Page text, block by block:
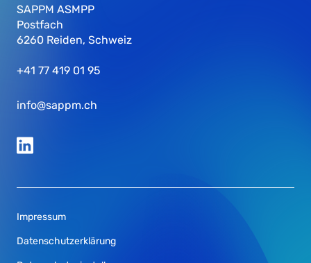
SAPPM ASMPP
Postfach
6260 Reiden, Schweiz
+41 77 419 01 95
info@sappm.ch
Impressum
Datenschutzerklärung